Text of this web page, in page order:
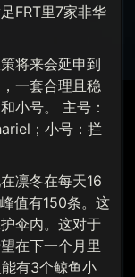
FRT里7家非华
将来会延申到
一套合理且稳
小号。 主号：
；小号：拦
凛冬在每天16
值有150条。这
伞内。这对于
在下一个月里
有3个鲸鱼小